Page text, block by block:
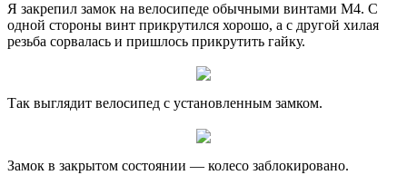
Я закрепил замок на велосипеде обычными винтами М4. С
одной стороны винт прикрутился хорошо, а с другой хилая
резьба сорвалась и пришлось прикрутить гайку.
Так выглядит велосипед с установленным замком.
Замок в закрытом состоянии — колесо заблокировано.